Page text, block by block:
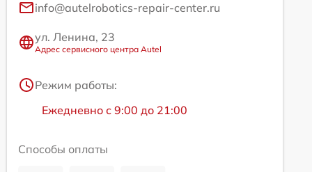
info@autelrobotics-repair-center.ru
ул. Ленина, 23
Адрес сервисного центра Autel
Режим работы:
Ежедневно с 9:00 до 21:00
Способы оплаты